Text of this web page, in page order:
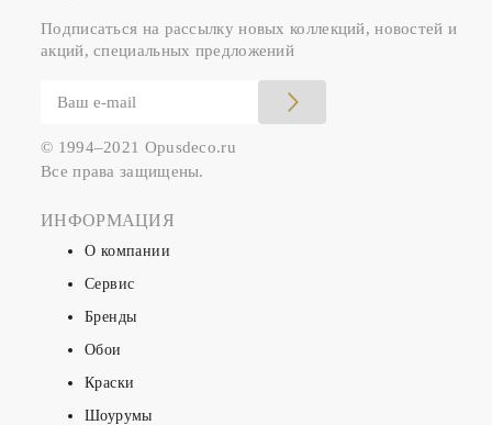
Подписаться на рассылку новых коллекций, новостей и
акций, специальных предложений
© 1994–2021 Opusdeco.ru
Все права защищены.
ИНФОРМАЦИЯ
О компании
Сервис
Бренды
Обои
Краски
Шоурумы